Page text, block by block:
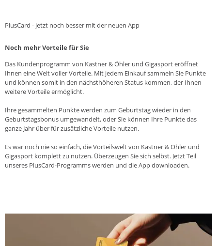
PlusCard - jetzt noch besser mit der neuen App
Noch mehr Vorteile für Sie
Das Kundenprogramm von Kastner & Öhler und Gigasport eröffnet
Ihnen eine Welt voller Vorteile. Mit jedem Einkauf sammeln Sie Punkte
und können somit in den nächsthöheren Status kommen, der Ihnen
weitere Vorteile ermöglicht.
Ihre gesammelten Punkte werden zum Geburtstag wieder in den
Geburtstagsbonus umgewandelt, oder Sie können Ihre Punkte das
ganze Jahr über für zusätzliche Vorteile nutzen.
Es war noch nie so einfach, die Vorteilswelt von Kastner & Öhler und
Gigasport komplett zu nutzen. Überzeugen Sie sich selbst. Jetzt Teil
unseres PlusCard-Programms werden und die App downloaden.